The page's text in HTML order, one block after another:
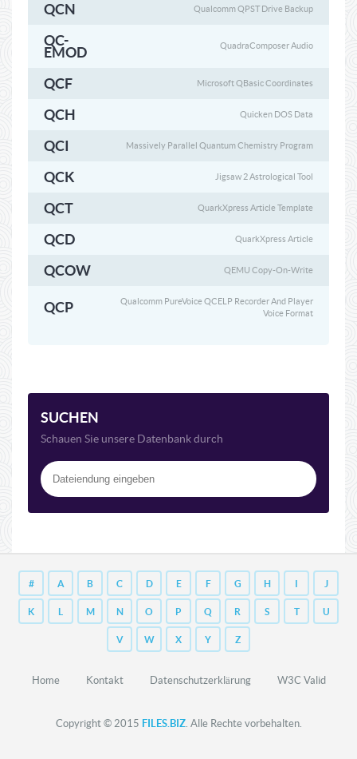
QCN Qualcomm QPST Drive Backup
QC-
EMOD QuadraComposer Audio
QCF Microsoft QBasic Coordinates
QCH Quicken DOS Data
QCI Massively Parallel Quantum Chemistry Program
QCK Jigsaw 2 Astrological Tool
QCT QuarkXpress Article Template
QCD QuarkXpress Article
QCOW QEMU Copy-On-Write
QCP
Qualcomm PureVoice QCELP Recorder And Player
Voice Format
SUCHEN
Schauen Sie unsere Datenbank durch
# A B C D E F G H I J
K L M N O P Q R S T U
V W X Y Z
Home Kontakt Datenschutzerklärung W3C Valid
Copyright © 2015 FILES.BIZ. Alle Rechte vorbehalten.